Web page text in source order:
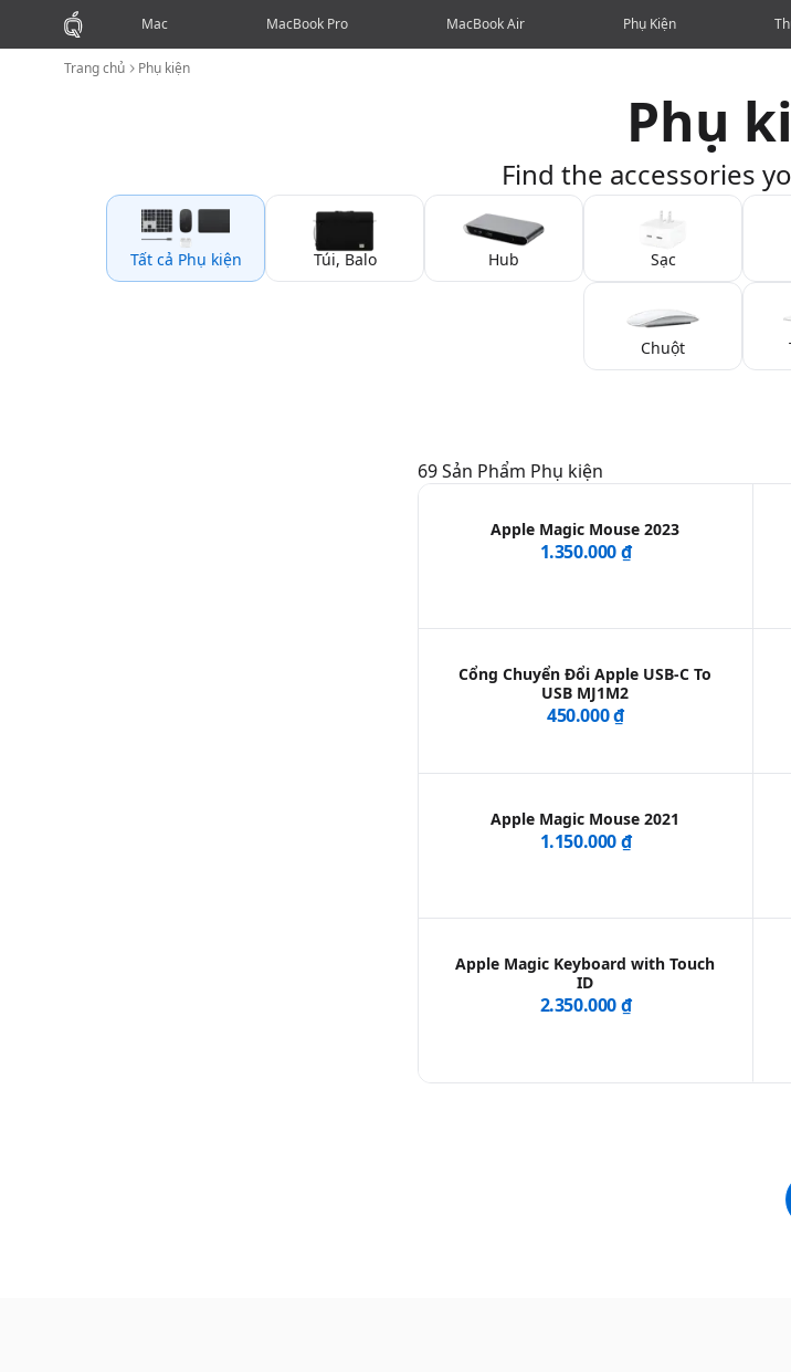
Mac MacBook Pro MacBook Air Phụ Kiện
Trang chủ Phụ kiện
Phụ
Find the accessories
Tất cả Phụ kiện Túi, Balo Hub Sạc
Chuột
Bàn PhímChuộtTrackpad
69Sản Phẩm Phụ kiện
Apple Magic Mouse 2023
1.350.000 ₫
Cổng Chuyển Đổi Apple USB-C To
USB MJ1M2
450.000 ₫
Apple Magic Mouse 2021
1.150.000 ₫
Apple Magic Keyboard with Touch
ID
2.350.000 ₫